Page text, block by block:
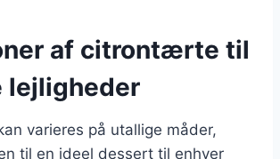
af citrontærte til
lejligheder
varieres på utallige måder,
til en ideel dessert til enhver